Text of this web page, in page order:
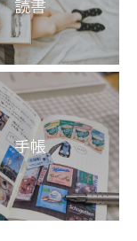
読書
手帳